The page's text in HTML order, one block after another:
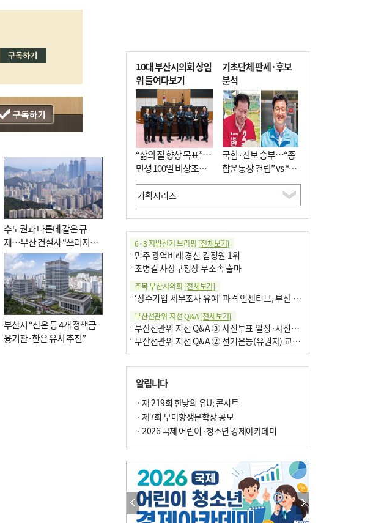
수도권과 다른데 같은 규
제…부산 건설사 “쓰러지기
직전”
부산시 “산은 등 4개 정책금
융기관·한은 유치 추진”
10대 부산시의회 상임
위 들여다보기
“삶의 질 향상 목표”…
민생 100일 비상조치
면밀 심사
기초단체 판세·후보
분석
국힘·진보 승부…“종
합운동장 건립” vs “출
근 공공버스 도입”
6·3 지방선거 브리핑 [전체보기]
민주 광역비례 경선 김정원 1위
조병길 사상구청장 무소속 출마
주목 부산시의회 [전체보기]
‘장수기업 세무조사 유예’ 파격 인센티브, 부산 유출 막을까
부산선관위 지선 Q&A[전체보기]
부산선관위 지선 Q&A ③ 사전투표 일정·사전투표함 보관
부산선관위 지선 Q&A ② 선거운동(유권자) 교육감투표용지
알립니다
· 제 219회 한낮의 유U; 콘서트
· 제7회 부마항쟁문학상 공모
· 2026 국제 어린이·청소년 경제아카데미